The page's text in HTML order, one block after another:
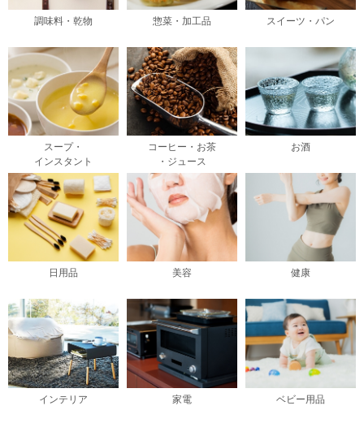
調味料・乾物 惣菜・加工品 スイーツ・パン
スープ・
インスタント
コーヒー・お茶
・ジュース
お酒
日用品 美容 健康
インテリア 家電 ベビー用品